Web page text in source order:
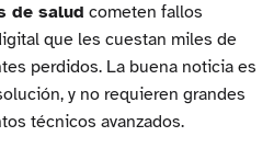
de salud cometen fallos
que les cuestan miles de
perdidos. La buena noticia es
y no requieren grandes
técnicos avanzados.